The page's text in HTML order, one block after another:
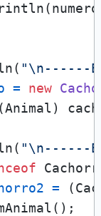
"\n------
= new
"\n------
=